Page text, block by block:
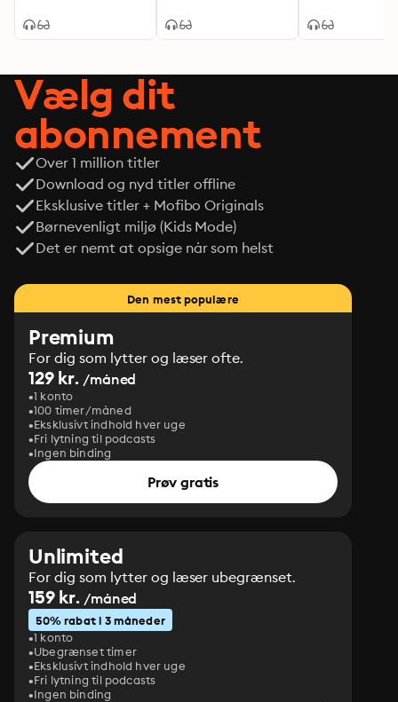
Vælg dit
abonnement
Over 1 million titler
Download og nyd titler offline
Eksklusive titler + Mofibo Originals
Børnevenligt miljø (Kids Mode)
Det er nemt at opsige når som helst
Den mest populære
Premium
For dig som lytter og læser ofte.
129 kr. /måned
1 konto
100 timer/måned
Eksklusivt indhold hver uge
Fri lytning til podcasts
Ingen binding
Prøv gratis
Unlimited
For dig som lytter og læser ubegrænset.
159 kr. /måned
50% rabat i 3 måneder
1 konto
Ubegrænset timer
Eksklusivt indhold hver uge
Fri lytning til podcasts
Ingen binding